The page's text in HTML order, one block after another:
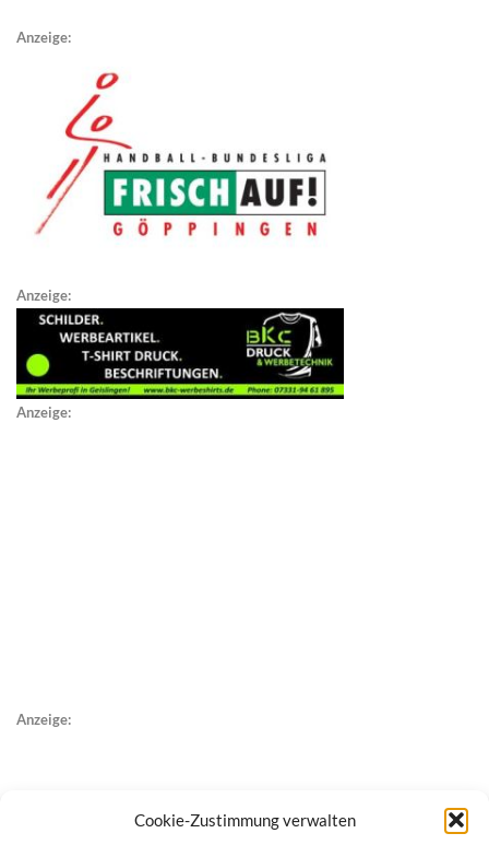
Cookie-Zustimmung verwalten
Anzeige:
Anzeige:
Anzeige:
Anzeige: